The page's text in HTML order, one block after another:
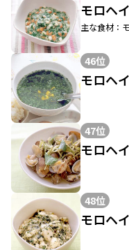
モロヘ
主な食材：
46位
モロヘ
47位
モロヘ
48位
モロヘ